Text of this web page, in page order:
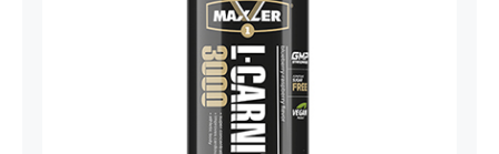
Carnitine Liquid Comfortable Shape
3000 – 500 ml
Mršavko Svi proizvodi